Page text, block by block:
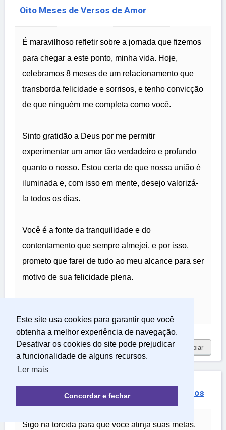
Este site usa cookies para garantir que você
obtenha a melhor experiência de navegação.
Desativar os cookies do site pode prejudicar
a funcionalidade de alguns recursos.
Ler mais
Concordar e fechar
Oito Meses de Versos de Amor
É maravilhoso refletir sobre a jornada que fizemos
para chegar a este ponto, minha vida. Hoje,
celebramos 8 meses de um relacionamento que
transborda felicidade e sorrisos, e tenho convicção
de que ninguém me completa como você.
Sinto gratidão a Deus por me permitir
experimentar um amor tão verdadeiro e profundo
quanto o nosso. Estou certa de que nossa união é
iluminada e, com isso em mente, desejo valorizá-
la todos os dias.
Você é a fonte da tranquilidade e do
contentamento que sempre almejei, e por isso,
prometo que farei de tudo ao meu alcance para ser
motivo de sua felicidade plena.
copiar
Torcida e Bênçãos para Suas Metas e Sonhos
Sigo na torcida para que você atinja suas metas.